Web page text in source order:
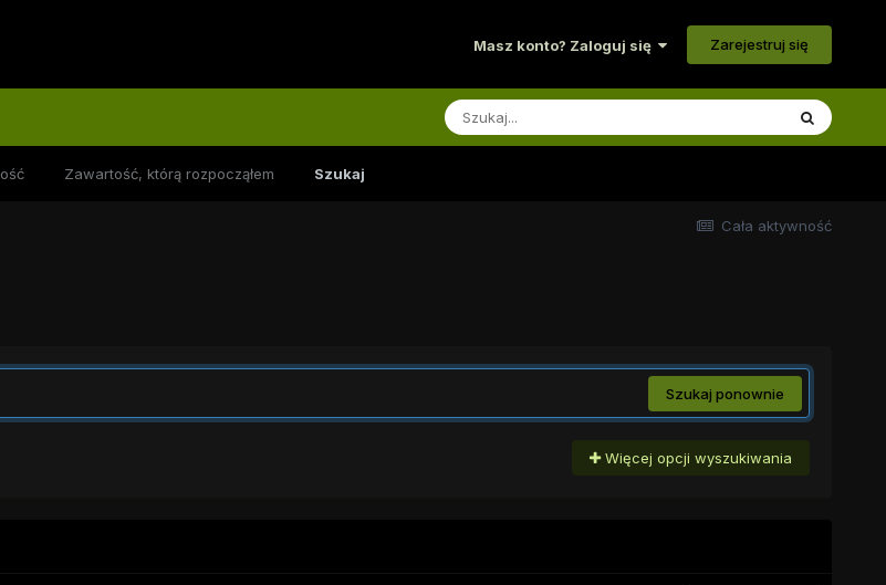
Masz konto? Zaloguj się Zarejestruj się
Zawartość, którą rozpocząłem Szukaj
Cała aktywność
Szukaj ponownie
Więcej opcji wyszukiwania